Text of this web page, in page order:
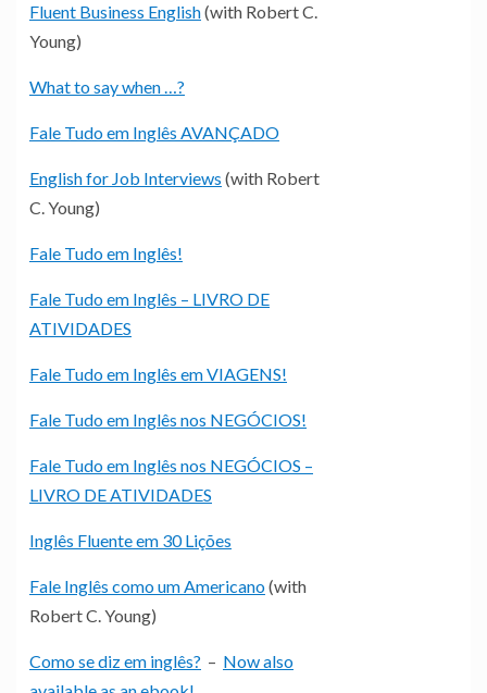
Fluent Business English(with Robert C.
Young)
What to say when …?
Fale Tudo em Inglês AVANÇADO
English for Job Interviews (with Robert
C. Young)
Fale Tudo em Inglês!
Fale Tudo em Inglês – LIVRO DE
ATIVIDADES
Fale Tudo em Inglês em VIAGENS!
Fale Tudo em Inglês nos NEGÓCIOS!
Fale Tudo em Inglês nos NEGÓCIOS –
LIVRO DE ATIVIDADES
Inglês Fluente em 30 Lições
Fale Inglês como um Americano(with
Robert C. Young)
Como se diz em inglês? – Now also